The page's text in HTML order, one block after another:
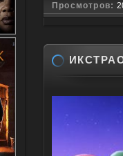
Просмотров: